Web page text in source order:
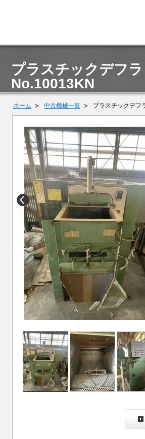
プラスチックデフ
No.10013KN
ホーム 中古機械一覧 プラスチックデ